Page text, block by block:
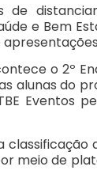
de
e Bem
o 2º
alunas do
Eventos
meio de